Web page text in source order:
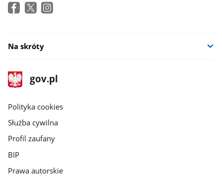
Na skróty
stopka
gov.pl
Strona
gov.pl
gov.pl
Polityka cookies
Służba cywilna
Profil zaufany
BIP
Prawa autorskie